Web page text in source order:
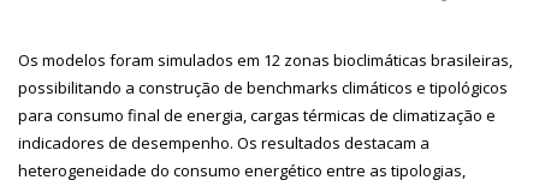
Os modelos foram simulados em 12 zonas bioclimáticas brasileiras,
possibilitando a construção de benchmarks climáticos e tipológicos
para consumo final de energia, cargas térmicas de climatização e
indicadores de desempenho. Os resultados destacam a
heterogeneidade do consumo energético entre as tipologias,